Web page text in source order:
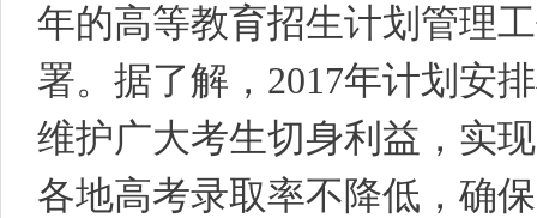
年的高等教育招生计划管理
署。据了解， 2017年计划安
维护广大考生切身利益，实
各地高考录取率不降低，确